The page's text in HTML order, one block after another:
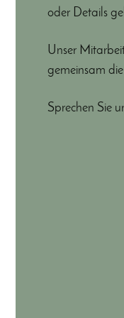
oder Details
Unser
gemeinsam
Sprechen Sie